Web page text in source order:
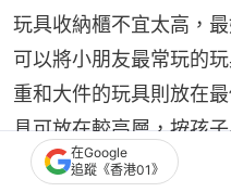
玩具收納櫃不宜太高，
可以將小朋友最常玩的
重和大件的玩具則放在
具可放在較高層，按孩
方便孩子自行取放，也
在Google
追蹤《香港01》